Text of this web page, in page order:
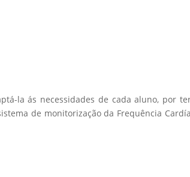
la ás necessidades de cada aluno, por
de monitorização da Frequência